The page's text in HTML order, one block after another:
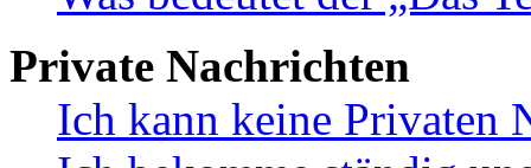
Private Nachrichten
Ich kann keine Privaten